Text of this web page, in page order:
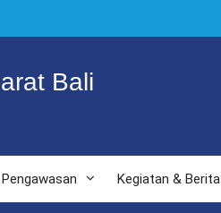
Bali
Pengawasan Kegiatan & Berita